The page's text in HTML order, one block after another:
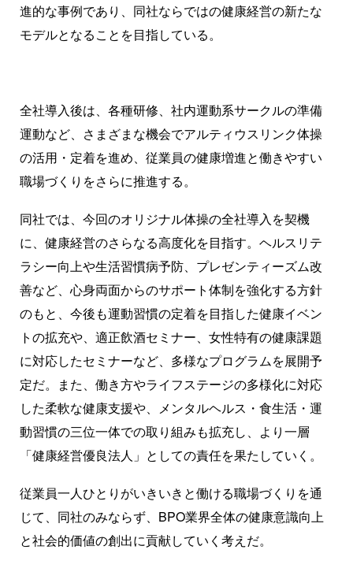
進的な事例であり、同社ならではの健康経営の新たな
モデルとなることを目指している。
全社導入後は、各種研修、社内運動系サークルの準備
運動など、さまざまな機会でアルティウスリンク体操
の活用・定着を進め、従業員の健康増進と働きやすい
職場づくりをさらに推進する。
同社では、今回のオリジナル体操の全社導入を契機
に、健康経営のさらなる高度化を目指す。ヘルスリテ
ラシー向上や生活習慣病予防、プレゼンティーズム改
善など、心身両面からのサポート体制を強化する方針
のもと、今後も運動習慣の定着を目指した健康イベン
トの拡充や、適正飲酒セミナー、女性特有の健康課題
に対応したセミナーなど、多様なプログラムを展開予
定だ。また、働き方やライフステージの多様化に対応
した柔軟な健康支援や、メンタルヘルス・食生活・運
動習慣の三位一体での取り組みも拡充し、より一層
「健康経営優良法人」としての責任を果たしていく。
従業員一人ひとりがいきいきと働ける職場づくりを通
じて、同社のみならず、BPO業界全体の健康意識向上
と社会的価値の創出に貢献していく考えだ。